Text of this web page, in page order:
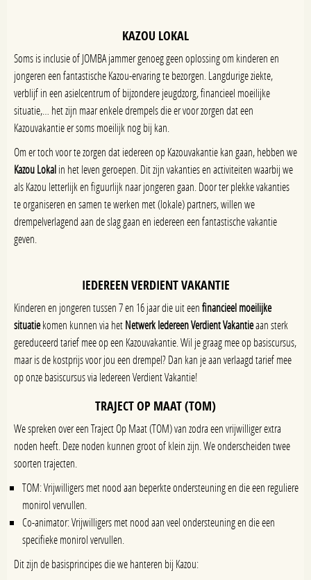
KAZOU LOKAL
Soms is inclusie of JOMBA jammer genoeg geen oplossing om kinderen en
jongeren een fantastische Kazou-ervaring te bezorgen. Langdurige ziekte,
verblijf in een asielcentrum of bijzondere jeugdzorg, financieel moeilijke
situatie,… het zijn maar enkele drempels die er voor zorgen dat een
Kazouvakantie er soms moeilijk nog bij kan.
Om er toch voor te zorgen dat iedereen op Kazouvakantie kan gaan, hebben we
Kazou Lokalin het leven geroepen. Dit zijn vakanties en activiteiten waarbij we
als Kazou letterlijk en figuurlijk naar jongeren gaan. Door ter plekke vakanties
te organiseren en samen te werken met (lokale) partners, willen we
drempelverlagend aan de slag gaan en iedereen een fantastische vakantie
geven.
IEDEREEN VERDIENT VAKANTIE
Kinderen en jongeren tussen 7 en 16 jaar die uit eenfinancieel moeilijke
situatiekomen kunnen via hetNetwerk Iedereen Verdient Vakantieaan sterk
gereduceerd tarief mee op een Kazouvakantie. Wil je graag mee op basiscursus,
maar is de kostprijs voor jou een drempel? Dan kan je aan verlaagd tarief mee
op onze basiscursus via Iedereen Verdient Vakantie!
TRAJECT OP MAAT (TOM)
We spreken over een Traject Op Maat (TOM) van zodra een vrijwilliger extra
noden heeft. Deze noden kunnen groot of klein zijn. We onderscheiden twee
soorten trajecten.
TOM: Vrijwilligers met nood aan beperkte ondersteuning en die een reguliere
monirol vervullen.
Co-animator: Vrijwilligers met nood aan veel ondersteuning en die een
specifieke monirol vervullen.
Dit zijn de basisprincipes die we hanteren bij Kazou: